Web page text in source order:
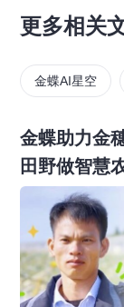
更多相关
金蝶AI星空
金蝶助力金
田野做智慧